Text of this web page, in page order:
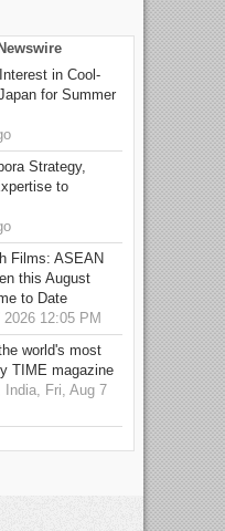
in Cool-
for Summer
Strategy,
to
Films: ASEAN
this August
to Date
12:05 PM
world's most
TIME magazine
India, Fri, Aug 7